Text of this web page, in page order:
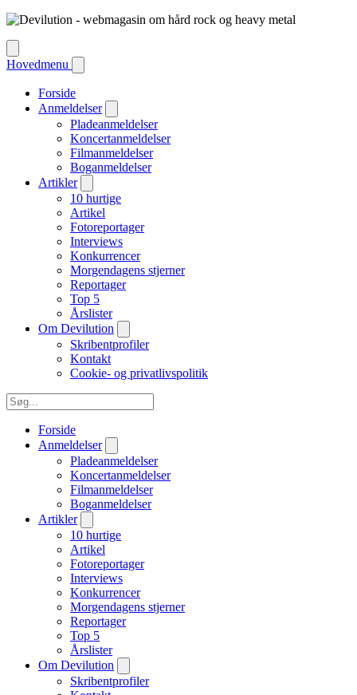
Hovedmenu
Forside
Anmeldelser
Pladeanmeldelser
Koncertanmeldelser
Filmanmeldelser
Boganmeldelser
Artikler
10 hurtige
Artikel
Fotoreportager
Interviews
Konkurrencer
Morgendagens stjerner
Reportager
Top 5
Årslister
Om Devilution
Skribentprofiler
Kontakt
Cookie- og privatlivspolitik
Forside
Anmeldelser
Pladeanmeldelser
Koncertanmeldelser
Filmanmeldelser
Boganmeldelser
Artikler
10 hurtige
Artikel
Fotoreportager
Interviews
Konkurrencer
Morgendagens stjerner
Reportager
Top 5
Årslister
Om Devilution
Skribentprofiler